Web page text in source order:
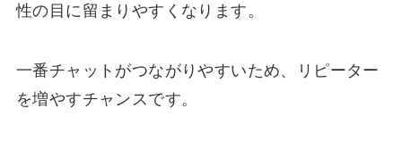
性の目に留まりやすくなります。
一番チャットがつながりやすいため、リピーター
を増やすチャンスです。